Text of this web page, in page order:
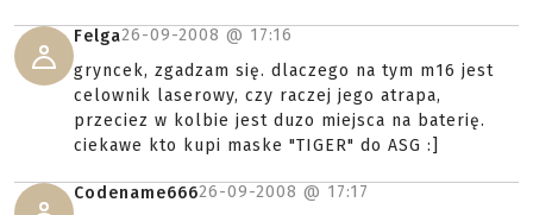
Felga26-09-2008 @ 17:16
gryncek, zgadzam się. dlaczego na tym m16 jest
celownik laserowy, czy raczej jego atrapa,
przeciez w kolbie jest duzo miejsca na baterię.
ciekawe kto kupi maske "TIGER" do ASG :]
Codename66626-09-2008 @ 17:17